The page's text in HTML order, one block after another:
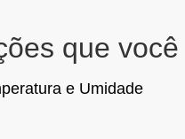
que
e Umidade